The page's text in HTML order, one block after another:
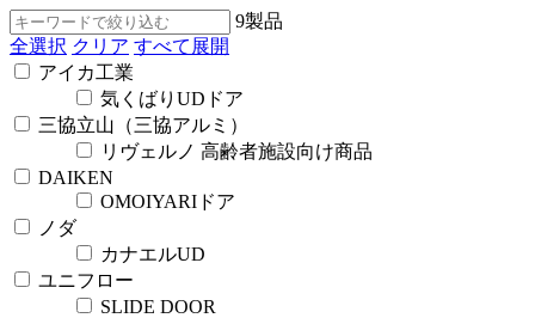
9製品
全選択 クリア すべて展開
アイカ工業
気くばりUDドア
三協立山（三協アルミ）
リヴェルノ 高齢者施設向け商品
DAIKEN
OMOIYARIドア
ノダ
カナエルUD
ユニフロー
SLIDE DOOR